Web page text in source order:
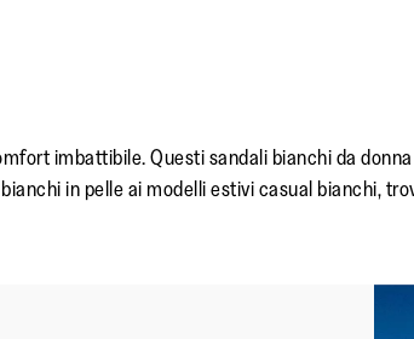
imbattibile. Questi sandali bianchi da
in pelle ai modelli estivi casual bianchi,